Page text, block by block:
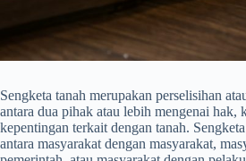
Sengketa tanah merupakan perselisihan
antara dua pihak atau lebih mengenai hak,
kepentingan terkait dengan tanah.
antara masyarakat dengan masyarakat,